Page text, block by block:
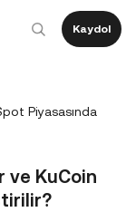
Kaydol
Piyasasında
ve KuCoin